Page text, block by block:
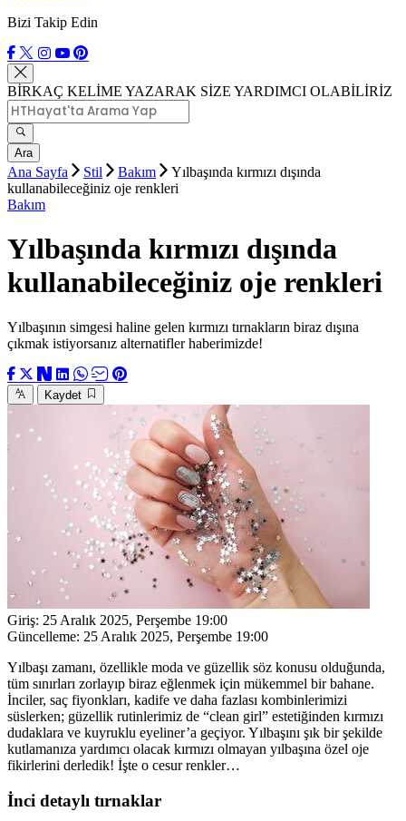
Bizi Takip Edin
BİRKAÇ KELİME YAZARAK SİZE YARDIMCI OLABİLİRİZ
Ara
Ana Sayfa Stil Bakım
Yılbaşında kırmızı dışında
kullanabileceğiniz oje renkleri
Bakım
Yılbaşında kırmızı dışında
kullanabileceğiniz oje renkleri
Yılbaşının simgesi haline gelen kırmızı tırnakların biraz dışına
çıkmak istiyorsanız alternatifler haberimizde!
Kaydet
Giriş: 25 Aralık 2025, Perşembe 19:00
Güncelleme: 25 Aralık 2025, Perşembe 19:00
Yılbaşı zamanı, özellikle moda ve güzellik söz konusu olduğunda,
tüm sınırları zorlayıp biraz eğlenmek için mükemmel bir bahane.
İnciler, saç fiyonkları, kadife ve daha fazlası kombinlerimizi
süslerken; güzellik rutinlerimiz de “clean girl” estetiğinden kırmızı
dudaklara ve kuyruklu eyeliner’a geçiyor. Yılbaşını şık bir şekilde
kutlamanıza yardımcı olacak kırmızı olmayan yılbaşına özel oje
fikirlerini derledik! İşte o cesur renkler…
İnci detaylı tırnaklar